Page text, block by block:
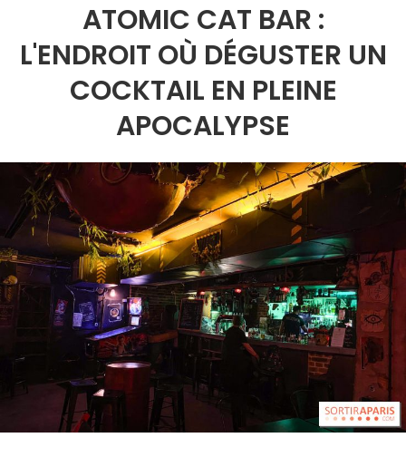
ATOMIC CAT BAR :
L'ENDROIT OÙ DÉGUSTER UN
COCKTAIL EN PLEINE
APOCALYPSE